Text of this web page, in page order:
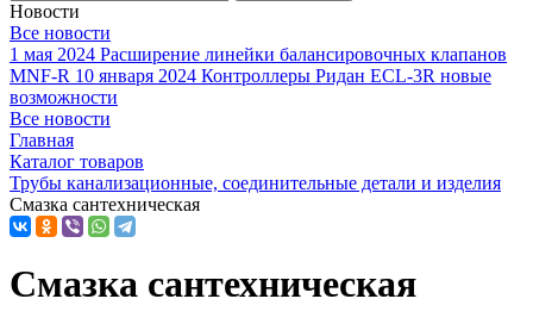
Новости
Все новости
1 мая 2024 Расширение линейки балансировочных клапанов
MNF-R 10 января 2024 Контроллеры Ридан ECL-3R новые
возможности
Все новости
Главная
Каталог товаров
Трубы канализационные, соединительные детали и изделия
Смазка сантехническая
Смазка сантехническая